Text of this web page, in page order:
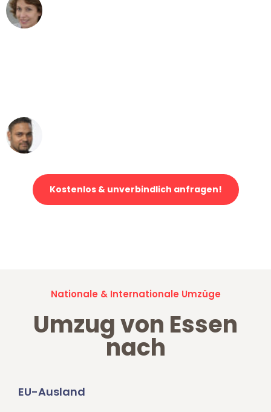
Kostenlos & unverbindlich anfragen!
Nationale & Internationale Umzüge
Umzug von Essen
nach
EU-Ausland